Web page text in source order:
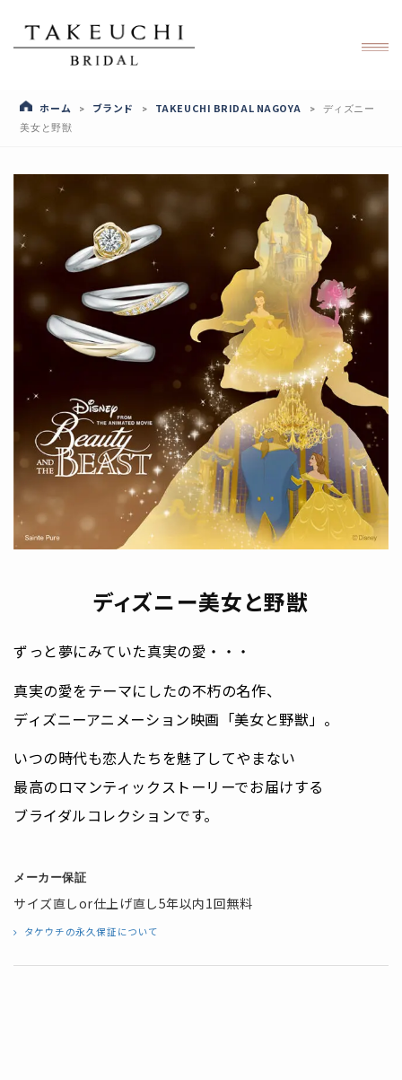
ホーム > ブランド > TAKEUCHI BRIDAL NAGOYA >
ディズニー
美女と野獣
ディズニー美女と野獣
ずっと夢にみていた真実の愛・・・
真実の愛をテーマにしたの不朽の名作、
ディズニーアニメーション映画「美女と野獣」。
いつの時代も恋人たちを魅了してやまない
最高のロマンティックストーリーでお届けする
ブライダルコレクションです。
メーカー保証
サイズ直しor仕上げ直し5年以内1回無料
タケウチの永久保証について